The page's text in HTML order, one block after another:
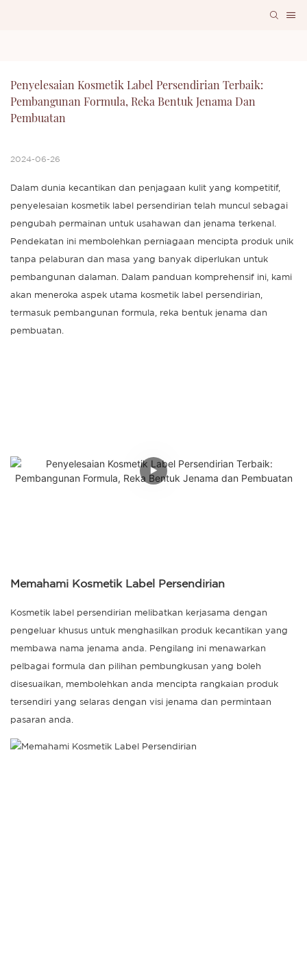
Penyelesaian Kosmetik Label Persendirian Terbaik:
Pembangunan Formula, Reka Bentuk Jenama Dan
Pembuatan
2024-06-26
Dalam dunia kecantikan dan penjagaan kulit yang kompetitif,
penyelesaian kosmetik label persendirian telah muncul sebagai
pengubah permainan untuk usahawan dan jenama terkenal.
Pendekatan ini membolehkan perniagaan mencipta produk unik
tanpa pelaburan dan masa yang banyak diperlukan untuk
pembangunan dalaman. Dalam panduan komprehensif ini, kami
akan meneroka aspek utama kosmetik label persendirian,
termasuk pembangunan formula, reka bentuk jenama dan
pembuatan.
Memahami Kosmetik Label Persendirian
Kosmetik label persendirian melibatkan kerjasama dengan
pengeluar khusus untuk menghasilkan produk kecantikan yang
membawa nama jenama anda. Pengilang ini menawarkan
pelbagai formula dan pilihan pembungkusan yang boleh
disesuaikan, membolehkan anda mencipta rangkaian produk
tersendiri yang selaras dengan visi jenama dan permintaan
pasaran anda.